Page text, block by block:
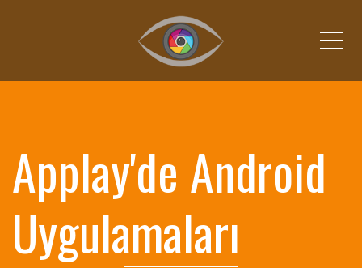
Applay'de Android
Uygulamaları